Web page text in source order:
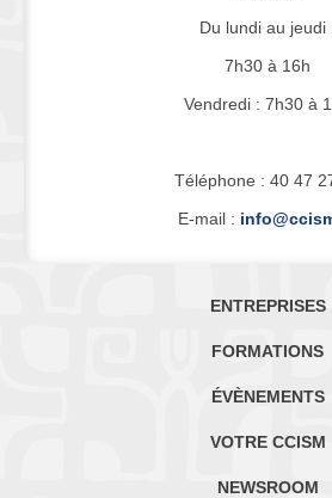
Du lundi au jeudi
7h30 à 16h
Vendredi : 7h30 à
Téléphone : 40 47
E-mail :
ENTREPRISES
FORMATIONS
ÉVÈNEMENTS
VOTRE CCISM
NEWSROOM